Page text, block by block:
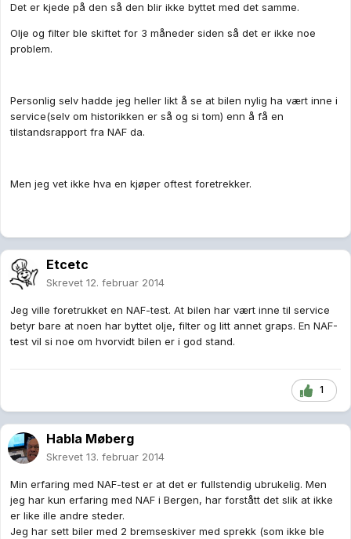
Det er kjede på den så den blir ikke byttet med det samme.
Olje og filter ble skiftet for 3 måneder siden så det er ikke noe
problem.
Personlig selv hadde jeg heller likt å se at bilen nylig ha vært inne i
service(selv om historikken er så og si tom) enn å få en
tilstandsrapport fra NAF da.
Men jeg vet ikke hva en kjøper oftest foretrekker.
Etcetc
Skrevet 12. februar 2014
Jeg ville foretrukket en NAF-test. At bilen har vært inne til service
betyr bare at noen har byttet olje, filter og litt annet graps. En NAF-
test vil si noe om hvorvidt bilen er i god stand.
1
Habla Møberg
Skrevet 13. februar 2014
Min erfaring med NAF-test er at det er fullstendig ubrukelig. Men
jeg har kun erfaring med NAF i Bergen, har forstått det slik at ikke
er like ille andre steder.
Jeg har sett biler med 2 bremseskiver med sprekk (som ikke ble